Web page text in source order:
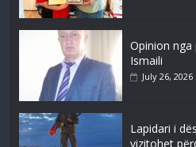
Opinion
Ismaili
July 26, 2026
Lapidari i
vizitohet